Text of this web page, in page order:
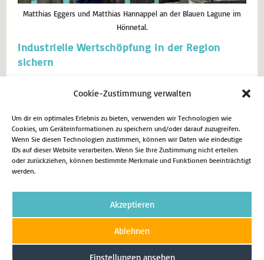
Cookie-Zustimmung verwalten
Um dir ein optimales Erlebnis zu bieten, verwenden wir Technologien wie
Cookies, um Geräteinformationen zu speichern und/oder darauf zuzugreifen.
Wenn Sie diesen Technologien zustimmen, können wir Daten wie eindeutige
IDs auf dieser Website verarbeiten. Wenn Sie Ihre Zustimmung nicht erteilen
oder zurückziehen, können bestimmte Merkmale und Funktionen beeinträchtigt
werden.
Akzeptieren
Ablehnen
Einstellungen ansehen
Matthias Eggers und Matthias Hannappel an der Blauen Lagune im
Hönnetal.
Industrielle Wertschöpfung in der Region
sichern
Märkischen Kreis, zu dessen Wahlkreis auch die Städte Balve und
Lhoist-Kalkwerks im Hönnetal, über aktuelle Herausforderungen und
Perspektiven für die sauerländische Industrie ausgetauscht.
Menden/Balve, 3. Juni 2026. Im Gespräch wurde deutlich, wie eng
wirtschaftliche…
15. Juni 2026